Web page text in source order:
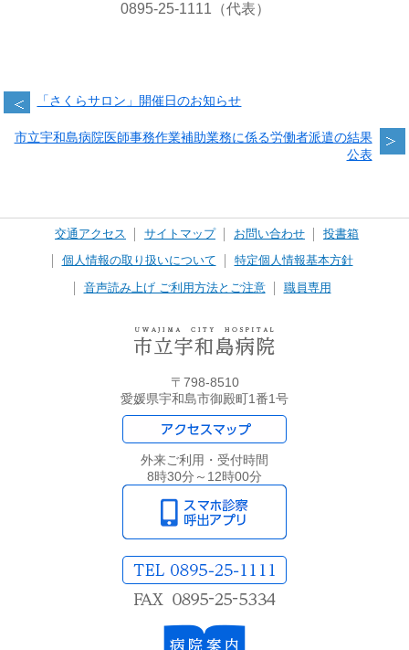
0895-25-1111（代表）
「さくらサロン」開催日のお知らせ
市立宇和島病院医師事務作業補助業務に係る労働者派遣の結果
公表
交通アクセス サイトマップ お問い合わせ 投書箱
個人情報の取り扱いについて 特定個人情報基本方針
音声読み上げ ご利用方法とご注意 職員専用
〒798-8510
愛媛県宇和島市御殿町1番1号
外来ご利用・受付時間
8時30分～12時00分